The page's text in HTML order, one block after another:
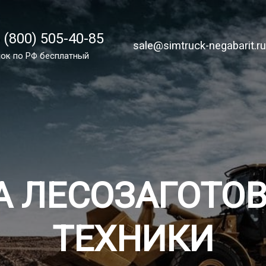
(800) 505-40-85
по РФ бесплатно
sale@simtruck-negabarit.ru
(800) 505-40-85
по РФ бесплатный
sale@simtruck-negabarit.ru
ТЕХНИКИ